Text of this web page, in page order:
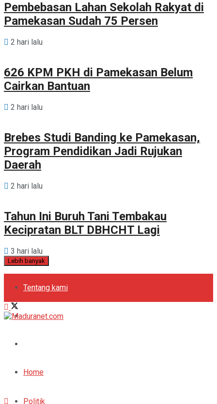
Pembebasan Lahan Sekolah Rakyat di
Pamekasan Sudah 75 Persen
2 hari lalu
626 KPM PKH di Pamekasan Belum
Cairkan Bantuan
2 hari lalu
Brebes Studi Banding ke Pamekasan,
Program Pendidikan Jadi Rujukan
Daerah
2 hari lalu
Tahun Ini Buruh Tani Tembakau
Kecipratan BLT DBHCHT Lagi
3 hari lalu
Lebih banyak
Tentang kami
Kebijakan Privasi
Periklanan
Home
Politik